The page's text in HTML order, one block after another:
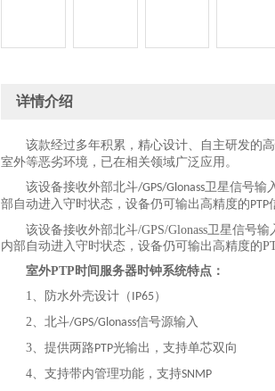
详情介绍
该款经过多年积累，精心设计、自主研发的
室外等恶劣环境，已在相关领域广泛应用。
该设备接收外部北斗/GPS/Glonass卫星信号输
部自动进入守时状态，设备仍可输出高精度的PTP
该设备接收外部北斗/GPS/Glonass卫星信号
内部自动进入守时状态，设备仍可输出高精度的
室外PTP时间服务器时钟系统特点：
1、防水外壳设计（ IP65）
2、北斗/GPS/Glonass信号源输入
3、提供两路PTP光输出，支持单芯双向
4、支持带内管理功能，支持SNMP